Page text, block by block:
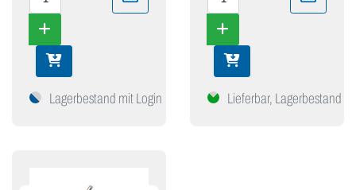
Lagerbestand mit Login Lieferbar, Lagerbestand